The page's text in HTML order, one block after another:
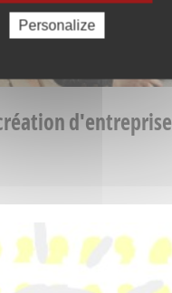
d'entreprise
Personalize